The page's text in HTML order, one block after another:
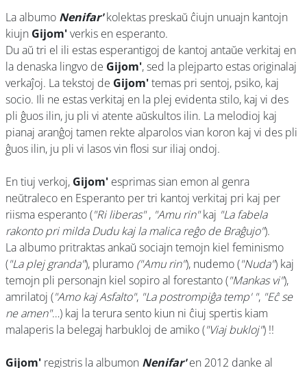
La albumo Nenifar'kolektas preskaŭ ĉiujn unuajn kantojn
kiujn Gijom'verkis en esperanto.
Du aŭ tri el ili estas esperantigoj de kantoj antaŭe verkitaj en
la denaska lingvo de Gijom', sed la plejparto estas originalaj
verkaĵoj. La tekstoj de Gijom'temas pri sentoj, psiko, kaj
socio. Ili ne estas verkitaj en la plej evidenta stilo, kaj vi des
pli ĝuos ilin, ju pli vi atente aŭskultos ilin. La melodioj kaj
pianaj aranĝoj tamen rekte alparolos vian koron kaj vi des pli
ĝuos ilin, ju pli vi lasos vin flosi sur iliaj ondoj.
En tiuj verkoj, Gijom' esprimas sian emon al genra
neŭtraleco en Esperanto per tri kantoj verkitaj pri kaj per
riisma esperanto ("Ri liberas", "Amu rin"kaj "La fabela
rakonto pri milda Dudu kaj la malica reĝo de Braĝujo").
La albumo pritraktas ankaŭ sociajn temojn kiel feminismo
("La plej granda"), pluramo ("Amu rin"), nudemo ("Nuda") kaj
temojn pli personajn kiel sopiro al forestanto ("Mankas vi"),
amrilatoj ("Amo kaj Asfalto", "La postrompiĝa temp' ", "Eĉ se
ne amen"…) kaj la terura sento kiun ni ĉiuj spertis kiam
malaperis la belegaj harbukloj de amiko ("Viaj bukloj") !!
Gijom' registris la albumon Nenifar'en 2012 danke al